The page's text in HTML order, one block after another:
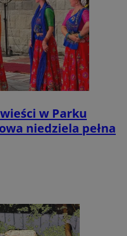
w Parku
niedziela pełna